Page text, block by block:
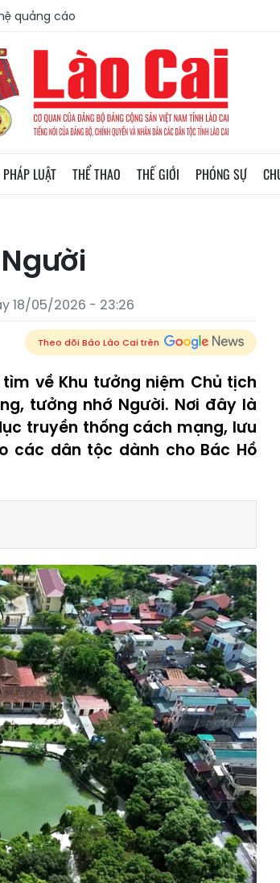
quảng cáo
PHÁP LUẬT THỂ THAO THẾ GIỚI PHÓNG SỰ
18/05/2026 - 23:26
Theo dõi Báo Lào Cai trên
về Khu tưởng niệm Chủ tịch
tưởng nhớ Người. Nơi đây là
truyền thống cách mạng, lưu
các dân tộc dành cho Bác Hồ